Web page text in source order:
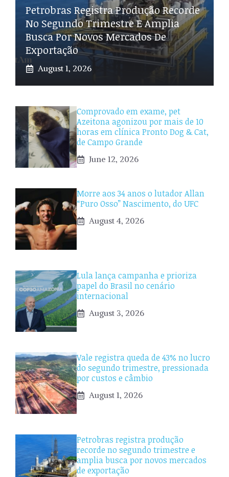
Petrobras Registra Produção Recorde
No Segundo Trimestre E Amplia
Busca Por Novos Mercados De
Exportação
August 1, 2026
Comprovado em exame, pet
Azeitona agonizou por mais de 10
horas em clínica Pronto Dog & Cat,
de Campo Grande
June 12, 2026
Morre aos 34 anos o lutador Allan
“Puro Osso” Nascimento, do UFC
August 4, 2026
Lula lança campanha e prioriza
papel do Brasil no cenário
internacional
August 3, 2026
Vale registra queda de 43% no lucro
do segundo trimestre, pressionada
por custos e câmbio
August 1, 2026
Petrobras registra produção
recorde no segundo trimestre e
amplia busca por novos mercados
de exportação